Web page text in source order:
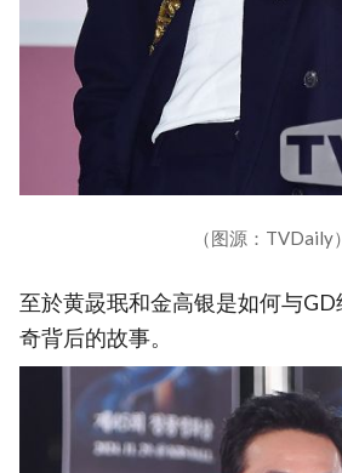
（图源：TVDaily）
至於黄晸珉和金高银是如何与
奇背后的故事。